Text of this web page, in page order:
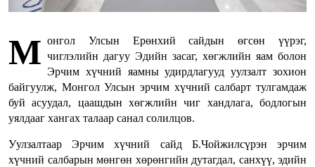
М онгол Улсын Ерөнхий сайдын өгсөн үүрэг,
чиглэлийн дагуу Эдийн засаг, хөгжлийн яам болон
Эрчим хүчний яамны удирдлагууд уулзалт зохион
байгуулж, Монгол Улсын эрчим хүчний салбарт тулгамдаж
буй асуудал, цаашдын хөгжлийн чиг хандлага, бодлогын
уялдааг хангах талаар санал солилцов.
Уулзалтаар Эрчим хүчний сайд Б.Чойжилсүрэн эрчим
хүчний салбарын мөнгөн хөрөнгийн дутагдал, санхүү, эдийн